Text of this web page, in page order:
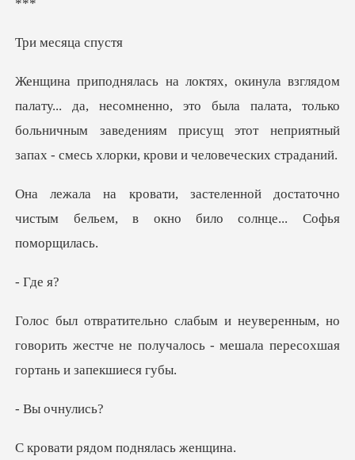
*
есяца
сомненно, это была палата, только
больничным заведениям присущ эт
й достаточно
чистым бельем, в окн
Гд
ным, но
говорить жестче не получалось - м
очн
ядом поднял